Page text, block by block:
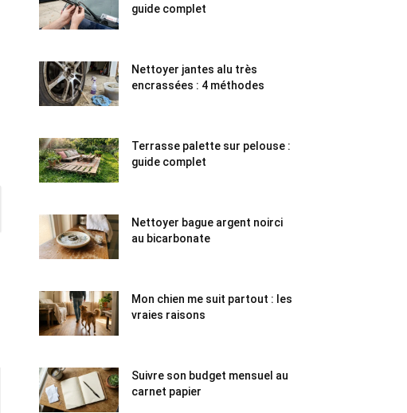
guide complet
Nettoyer jantes alu très
encrassées : 4 méthodes
Terrasse palette sur pelouse :
guide complet
Nettoyer bague argent noirci
au bicarbonate
Mon chien me suit partout : les
vraies raisons
Suivre son budget mensuel au
carnet papier